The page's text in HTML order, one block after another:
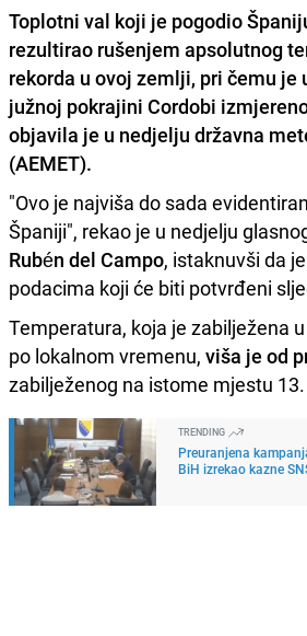
Toplotni val koji je pogodio
rezultirao rušenjem apsolutnog
rekorda u ovoj zemlji, pri čemu je
južnoj pokrajini Cordobi
objavila je u nedjelju državna
(AEMET).
"Ovo je najviša do sada
Španiji", rekao je u nedjelju
Rubén del Campo, istaknuvši da
podacima koji će biti potvrđeni
Temperatura, koja je zabilježena
po lokalnom vremenu, viša je od
zabilježenog na istome mjestu
TRENDING
Preuranjena
BiH izrekao kazne